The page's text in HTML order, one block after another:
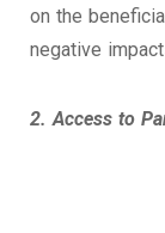
on the
negative
2. Access to